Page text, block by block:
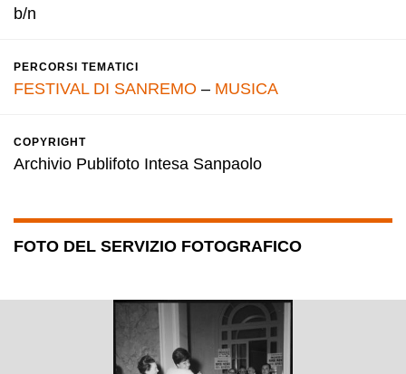
b/n
PERCORSI TEMATICI
FESTIVAL DI SANREMO – MUSICA
COPYRIGHT
Archivio Publifoto Intesa Sanpaolo
FOTO DEL SERVIZIO FOTOGRAFICO